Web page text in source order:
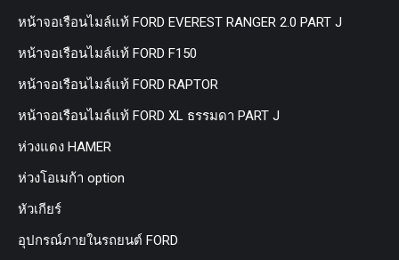
หน้าจอเรือนไมล์แท้ FORD EVEREST RANGER 2.0 PART J
หน้าจอเรือนไมล์แท้ FORD F150
หน้าจอเรือนไมล์แท้ FORD RAPTOR
หน้าจอเรือนไมล์แท้ FORD XL ธรรมดา PART J
ห่วงแดง HAMER
ห่วงโอเมก้า option
หัวเกียร์
อุปกรณ์ภายในรถยนต์ FORD